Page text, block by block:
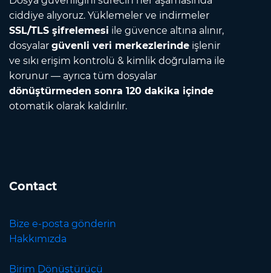
ciddiye alıyoruz. Yüklemeler ve indirmeler
SSL/TLS şifrelemesi ile güvence altına alınır,
dosyalar güvenli veri merkezlerinde işlenir
ve sıkı erişim kontrolü & kimlik doğrulama ile
korunur — ayrıca tüm dosyalar
dönüştürmeden sonra 120 dakika içinde
otomatik olarak kaldırılır.
Contact
Bize e-posta gönderin
Hakkımızda
Birim Dönüştürücü